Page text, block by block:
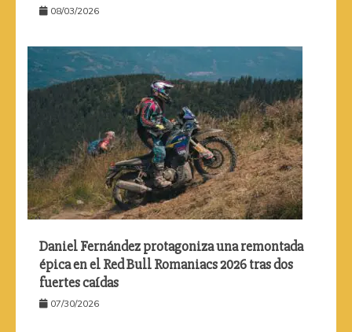
08/03/2026
Daniel Fernández protagoniza una remontada
épica en el Red Bull Romaniacs 2026 tras dos
fuertes caídas
07/30/2026